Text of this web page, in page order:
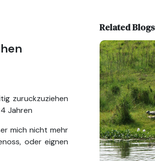
zuruckzuziehen
Jahren
mich nicht mehr
oder eignen
Related Blogs